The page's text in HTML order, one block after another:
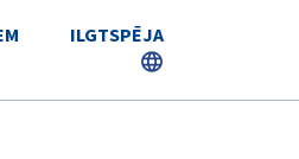
ILGTSPĒJA